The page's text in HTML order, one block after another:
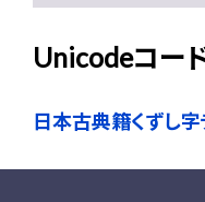
Unicodeコー
日本古典籍くずし字